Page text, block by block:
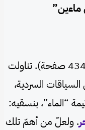
ماءين”
، (434 صفحة). تناولت
السياقات السردية،
“الماء”، بنسقيه:
. ولعلّ من أهمّ تلك